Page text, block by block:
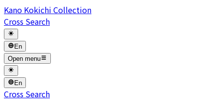
Kano Kokichi Collection
Cross Search
En
Open menu
En
Cross Search